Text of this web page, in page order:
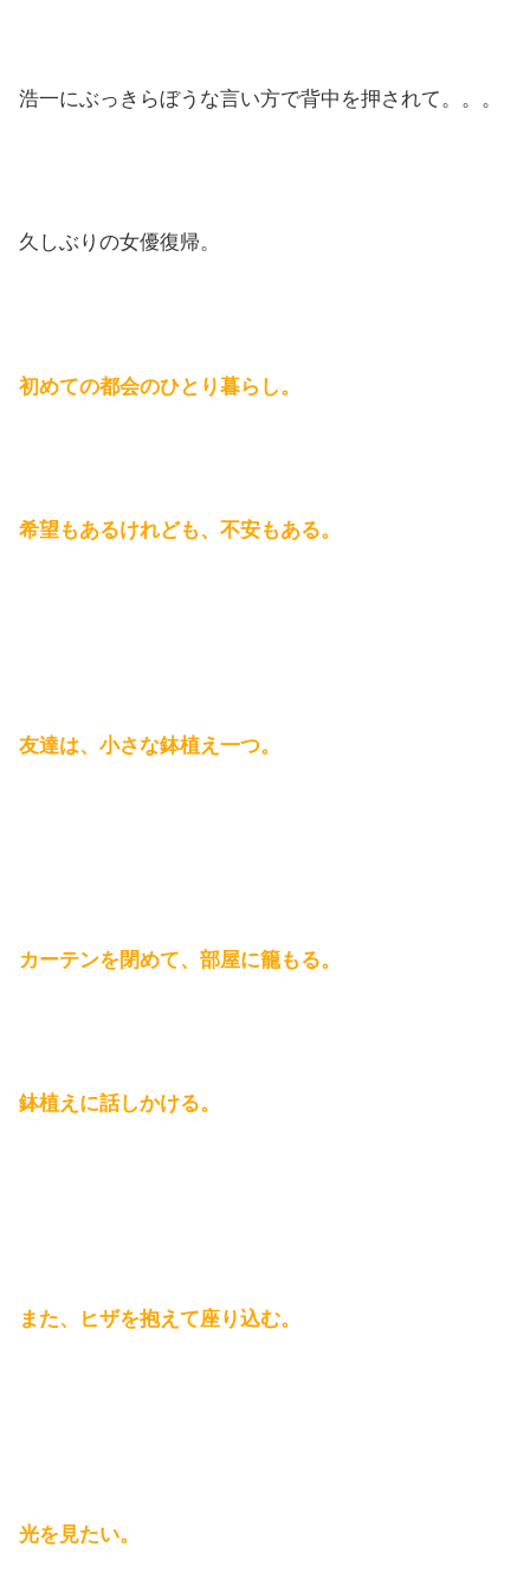
浩一にぶっきらぼうな言い方で背中を押されて。。。
久しぶりの女優復帰。
初めての都会のひとり暮らし。
希望もあるけれども、不安もある。
友達は、小さな鉢植え一つ。
カーテンを閉めて、部屋に籠もる。
鉢植えに話しかける。
また、ヒザを抱えて座り込む。
光を見たい。